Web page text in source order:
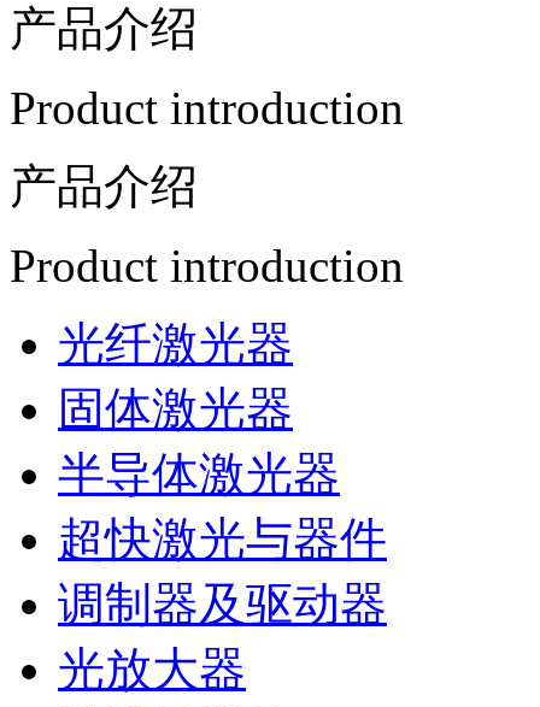
产品介绍
Product introduction
产品介绍
Product introduction
光纤激光器
固体激光器
半导体激光器
超快激光与器件
调制器及驱动器
光放大器